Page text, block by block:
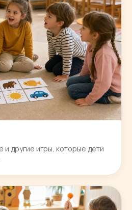
и другие игры, которые дети